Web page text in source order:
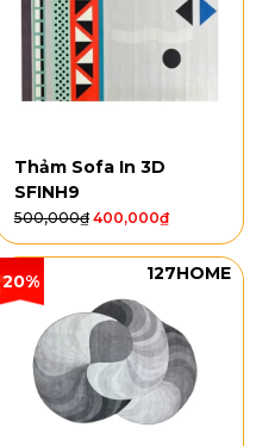
Thảm Sofa In 3D
SFINH9
500,000₫ 400,000₫
20% 127HOME